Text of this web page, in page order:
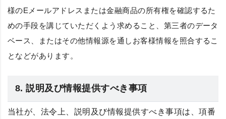
様のEメールアドレスまたは金融商品の所有権を確認するた
めの手段を講じていただくよう求めること、第三者のデータ
ベース、またはその他情報源を通しお客様情報を照合するこ
となどがあります。
8. 説明及び情報提供すべき事項
当社が、法令上、説明及び情報提供すべき事項は、項番